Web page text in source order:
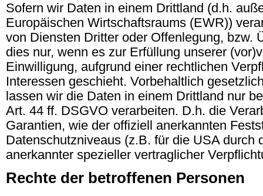
Sofern wir Daten in einem Drittland (d.h.
Europäischen Wirtschaftsraums (EWR))
von Diensten Dritter oder Offenlegung, bzw.
dies nur, wenn es zur Erfüllung unserer
Einwilligung, aufgrund einer rechtlichen
Interessen geschieht. Vorbehaltlich
lassen wir die Daten in einem Drittland nur
Art. 44 ff. DSGVO verarbeiten. D.h. die
Garantien, wie der offiziell anerkannten
Datenschutzniveaus (z.B. für die USA durch
anerkannter spezieller vertraglicher
Rechte der betroffenen Personen